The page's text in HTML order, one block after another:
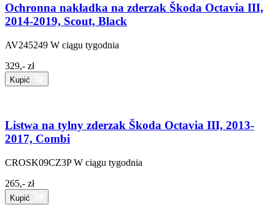
Ochronna nakładka na zderzak Škoda Octavia III,
2014-2019, Scout, Black
AV245249 W ciągu tygodnia
329,- zł
Kupić
Listwa na tylny zderzak Škoda Octavia III, 2013-
2017, Combi
CROSK09CZ3P W ciągu tygodnia
265,- zł
Kupić